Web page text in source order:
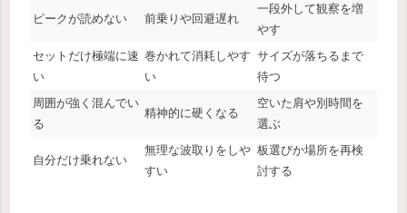
ピークが読めない 前乗りや回避遅れ
一段外して観察を増
やす
セットだけ極端に速
い
巻かれて消耗しやす
い
サイズが落ちるまで
待つ
周囲が強く混んでい
る
精神的に硬くなる
空いた肩や別時間を
選ぶ
自分だけ乗れない
無理な波取りをしや
すい
板選びか場所を再検
討する